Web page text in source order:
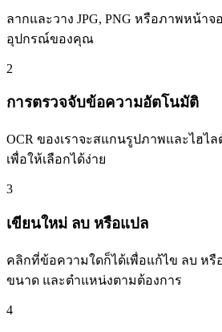
ลากและวาง JPG, PNG หรือภาพหน้าจ
อุปกรณ์ของคุณ
2
การตรวจจับข้อความอัตโนมัติ
OCR ของเราจะสแกนรูปภาพและไฮ
เพื่อให้เลือกได้ง่าย
3
เขียนใหม่ ลบ หรือแปล
คลิกที่ข้อความใดก็ได้เพื่อแก้ไข ลบ ห
ขนาด และตำแหน่งตามต้องการ
4